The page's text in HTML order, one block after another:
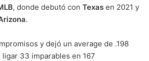
, donde debutó con Texas en 2021 y
.
y dejó un average de .198
33 imparables en 167